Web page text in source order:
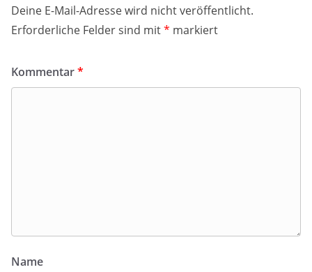
Deine E-Mail-Adresse wird nicht veröffentlicht.
Erforderliche Felder sind mit* markiert
Kommentar*
Name